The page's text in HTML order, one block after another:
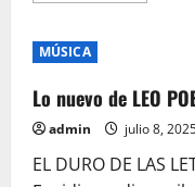
MÚSICA
Lo nuevo de LEO
admin julio 8,
EL DURO DE LAS